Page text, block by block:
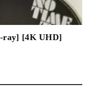
ray] [4K UHD]